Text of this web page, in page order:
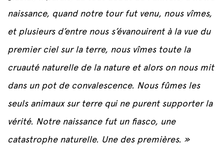
naissance, quand notre tour fut venu, nous vîmes,
et plusieurs d’entre nous s’évanouirent à la vue du
premier ciel sur la terre, nous vîmes toute la
cruauté naturelle de la nature et alors on nous mit
dans un pot de convalescence. Nous fûmes les
seuls animaux sur terre qui ne purent supporter la
vérité. Notre naissance fut un fiasco, une
catastrophe naturelle. Une des premières. »